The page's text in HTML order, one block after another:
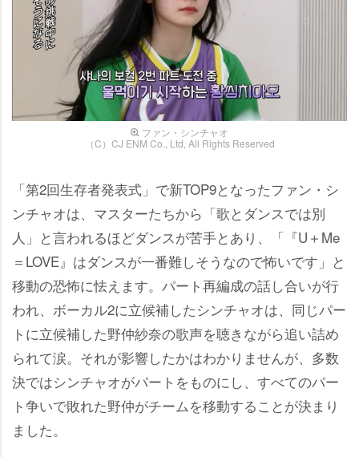
ファン・シンチャオ
（C）CJ ENM Co., Ltd, All Rights Reserved
「第2回生存者発表式」で新TOP9となったファン・シ
ンチャオは、マスターたちから「歌とダンスでは別
人」と言われるほどダンスが苦手とあり、「『U＋Me
＝LOVE』はダンスが一番難しそうなので怖いです」と
移動の恐怖に怯えます。パート再編成の話し合いが行
われ、ボーカル2に立候補したシンチャオは、同じパー
トに立候補した野仲紗奈の歌声を聴きながら追い詰め
られて涙。それが影響したかはわかりませんが、多数
決ではシンチャオがパートをものにし、すべてのパー
ト争いで敗れた野仲がチームを移動することが決まり
ました。